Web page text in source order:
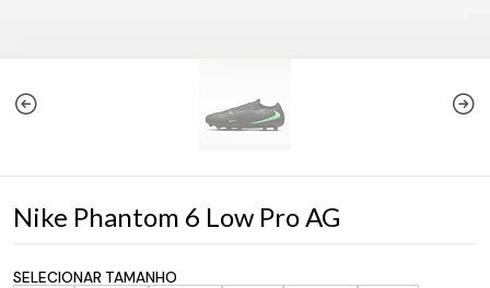
Nike Phantom 6 Low Pro AG
SELECIONAR TAMANHO